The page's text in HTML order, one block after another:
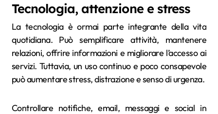
Tecnologia, attenzione e stress
La tecnologia è ormai parte integrante della vita
quotidiana. Può semplificare attività, mantenere
relazioni, offrire informazioni e migliorare l’accesso ai
servizi. Tuttavia, un uso continuo e poco consapevole
può aumentare stress, distrazione e senso di urgenza.
Controllare notifiche, email, messaggi e social in